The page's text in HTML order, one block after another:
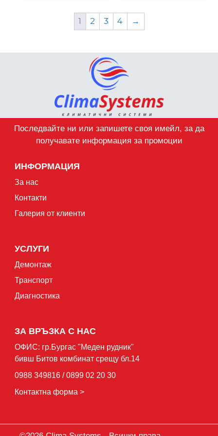
1 2 3 4 →
Последвайте ни или запишете своя имейл, за да
получавате информация за промоции
ИНФОРМАЦИЯ
За нас
Контакти
Галерия от клиенти
УСЛУГИ
Демонтаж
Транспорт
Диагностика
ЗА ВРЪЗКА С НАС
ОФИС: гр.Бургас "Mеден рудник"
бивш Битов комбинат срещу бл.14
0988 349816 / 0899 02 20 30
Контактна форма >